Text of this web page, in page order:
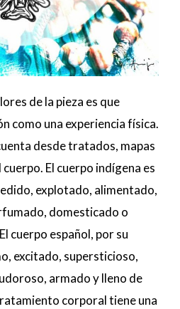
de la pieza es que
como una experiencia física.
desde tratados, mapas
El cuerpo indígena es
explotado, alimentado,
domesticado o
cuerpo español, por su
excitado, supersticioso,
armado y lleno de
corporal tiene una